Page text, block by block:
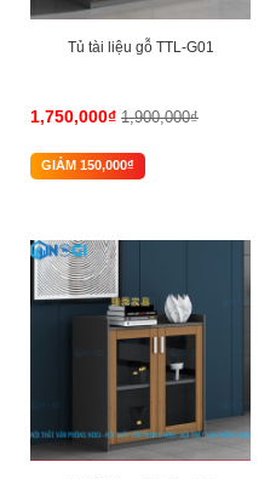
Tủ tài liệu gỗ TTL-G01
1,750,000₫ 1,900,000₫
GIẢM 150,000₫
-4%